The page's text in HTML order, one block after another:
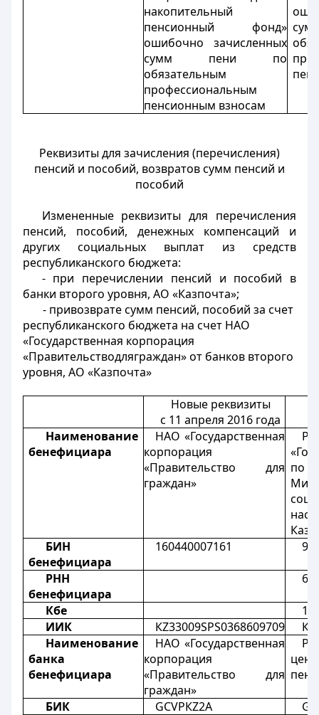
накопительный
пенсионный фонд»
ошибочно зачисленных
сумм пени по
обязательным
профессиональным
пенсионным взносам
Реквизиты для зачисления (перечисления)
пенсий и пособий, возвратов сумм пенсий и
пособий
Измененные реквизиты для перечисления
пенсий, пособий, денежных компенсаций и
других социальных выплат из средств
республиканского бюджета:
- при перечислении пенсий и пособий в
банки второго уровня, АО «Казпочта»;
- привозвратесумм пенсий, пособий за счет
республиканского бюджета на счет НАО
«Государственная корпорация
«Правительстводляграждан» от банков второго
уровня, АО «Казпочта»
Новые реквизиты
с 11 апреля 2016 года
Наименование
бенефициара
НАО «Государственная
корпорация
«Правительство для
граждан»
по
БИН
бенефициара
160440007161
РНН
бенефициара
Кбе
11
ИИК
КZ33009SPS0368609709
Наименование
банка
бенефициара
НАО «Государственная
корпорация
«Правительство для
граждан»
БИК GCVPКZ2А